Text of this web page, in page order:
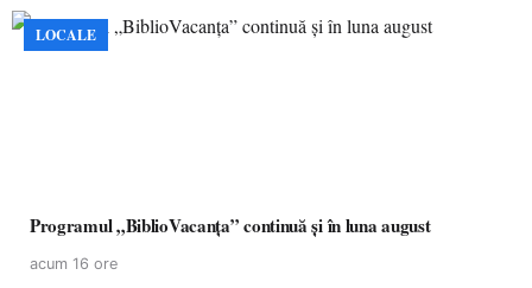
LOCALE
Programul „BiblioVacanța” continuă și în luna august
acum 16 ore